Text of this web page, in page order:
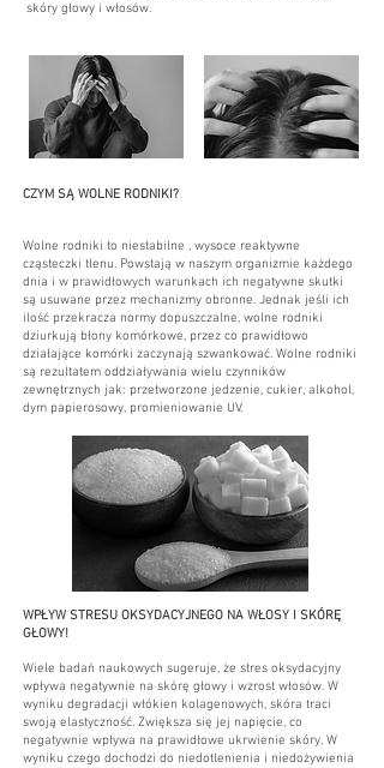
skóry głowy i włosów.
CZYM SĄ WOLNE RODNIKI?
Wolne rodniki to niestabilne , wysoce reaktywne
cząsteczki tlenu. Powstają w naszym organizmie każdego
dnia i w prawidłowych warunkach ich negatywne skutki
są usuwane przez mechanizmy obronne. Jednak jeśli ich
ilość przekracza normy dopuszczalne, wolne rodniki
dziurkują błony komórkowe, przez co prawidłowo
działające komórki zaczynają szwankować. Wolne rodniki
są rezultatem oddziaływania wielu czynników
zewnętrznych jak: przetworzone jedzenie, cukier, alkohol,
dym papierosowy, promieniowanie UV.
WPŁYW STRESU OKSYDACYJNEGO NA WŁOSY I SKÓRĘ
GŁOWY!
Wiele badań naukowych sugeruje, że stres oksydacyjny
wpływa negatywnie na skórę głowy i wzrost włosów. W
wyniku degradacji włókien kolagenowych, skóra traci
swoją elastyczność. Zwiększa się jej napięcie, co
negatywnie wpływa na prawidłowe ukrwienie skóry. W
wyniku czego dochodzi do niedotlenienia i niedożywienia